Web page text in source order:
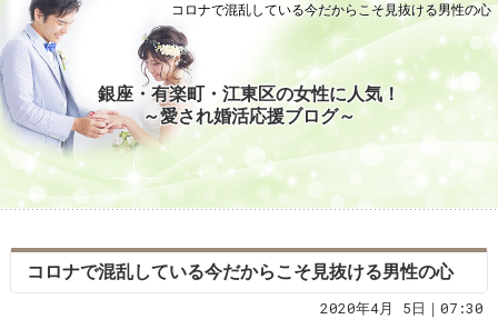
コロナで混乱している今だからこそ見抜ける男性の心
銀座・有楽町・江東区の女性に人気！
～愛され婚活応援ブログ～
コロナで混乱している今だからこそ見抜ける男性の心
2020年4月 5日｜07:30